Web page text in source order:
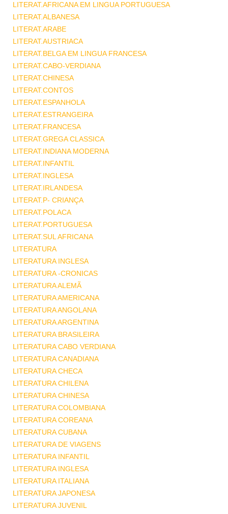
LITERAT.AFRICANA EM LINGUA PORTUGUESA
LITERAT.ALBANESA
LITERAT.ARABE
LITERAT.AUSTRIACA
LITERAT.BELGA EM LINGUA FRANCESA
LITERAT.CABO-VERDIANA
LITERAT.CHINESA
LITERAT.CONTOS
LITERAT.ESPANHOLA
LITERAT.ESTRANGEIRA
LITERAT.FRANCESA
LITERAT.GREGA CLASSICA
LITERAT.INDIANA MODERNA
LITERAT.INFANTIL
LITERAT.INGLESA
LITERAT.IRLANDESA
LITERAT.P- CRIANÇA
LITERAT.POLACA
LITERAT.PORTUGUESA
LITERAT.SUL AFRICANA
LITERATURA
LITERATURA INGLESA
LITERATURA -CRONICAS
LITERATURA ALEMÃ
LITERATURA AMERICANA
LITERATURA ANGOLANA
LITERATURA ARGENTINA
LITERATURA BRASILEIRA
LITERATURA CABO VERDIANA
LITERATURA CANADIANA
LITERATURA CHECA
LITERATURA CHILENA
LITERATURA CHINESA
LITERATURA COLOMBIANA
LITERATURA COREANA
LITERATURA CUBANA
LITERATURA DE VIAGENS
LITERATURA INFANTIL
LITERATURA INGLESA
LITERATURA ITALIANA
LITERATURA JAPONESA
LITERATURA JUVENIL